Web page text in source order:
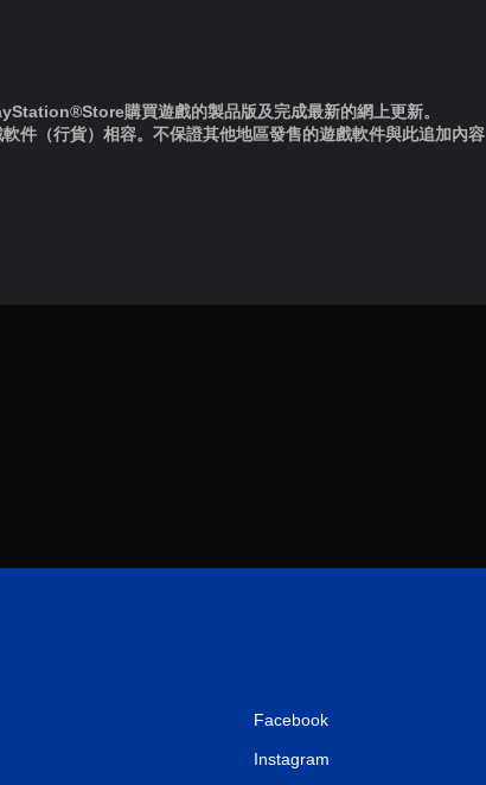
購買遊戲的製品版及完成最新的網上更新。
件（行貨）相容。不保證其他地區發售的遊戲軟件與此追加內容
Facebook
Instagram